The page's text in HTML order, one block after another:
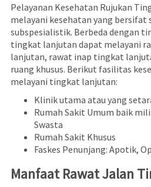
Pelayanan Kesehatan Rujukan
melayani kesehatan yang bersifat
subspesialistik. Berbeda dengan
tingkat lanjutan dapat melayani
lanjutan, rawat inap tingkat
ruang khusus. Berikut fasilitas
melayani tingkat lanjutan:
Klinik utama atau yang
Rumah Sakit Umum baik
Swasta
Rumah Sakit Khusus
Faskes Penunjang: Apotik,
Manfaat Rawat Jalan